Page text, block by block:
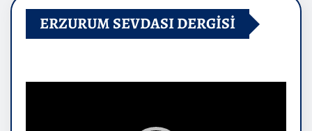
ERZURUM SEVDASI DERGİSİ